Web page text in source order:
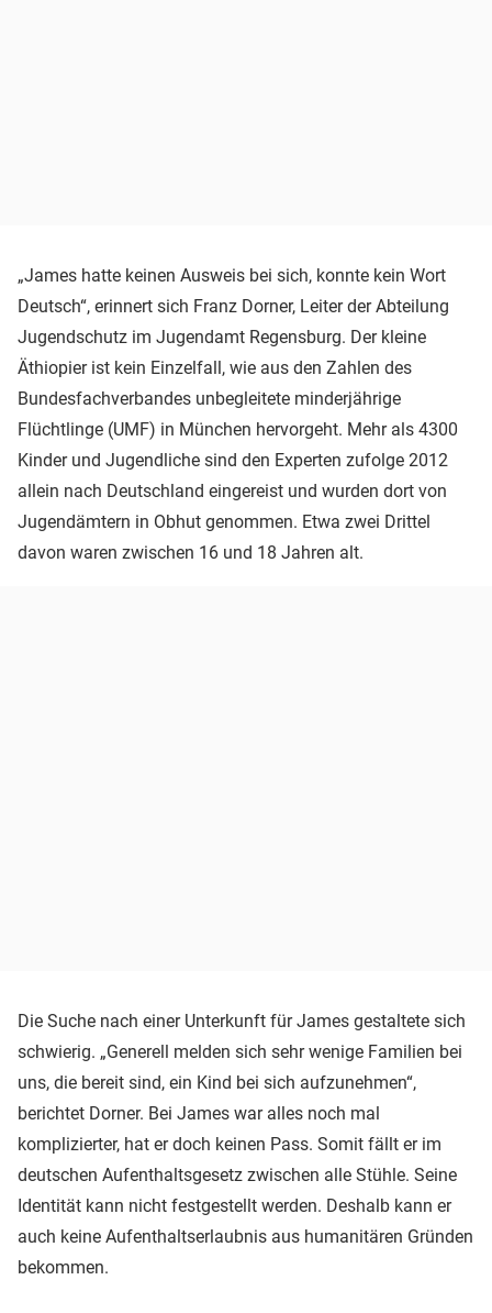
„James hatte keinen Ausweis bei sich, konnte kein Wort
Deutsch“, erinnert sich Franz Dorner, Leiter der Abteilung
Jugendschutz im Jugendamt Regensburg. Der kleine
Äthiopier ist kein Einzelfall, wie aus den Zahlen des
Bundesfachverbandes unbegleitete minderjährige
Flüchtlinge (UMF) in München hervorgeht. Mehr als 4300
Kinder und Jugendliche sind den Experten zufolge 2012
allein nach Deutschland eingereist und wurden dort von
Jugendämtern in Obhut genommen. Etwa zwei Drittel
davon waren zwischen 16 und 18 Jahren alt.
Die Suche nach einer Unterkunft für James gestaltete sich
schwierig. „Generell melden sich sehr wenige Familien bei
uns, die bereit sind, ein Kind bei sich aufzunehmen“,
berichtet Dorner. Bei James war alles noch mal
komplizierter, hat er doch keinen Pass. Somit fällt er im
deutschen Aufenthaltsgesetz zwischen alle Stühle. Seine
Identität kann nicht festgestellt werden. Deshalb kann er
auch keine Aufenthaltserlaubnis aus humanitären Gründen
bekommen.